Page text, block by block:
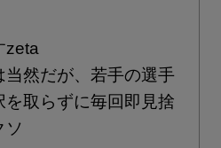
zeta
当然だが、若手の選手
を取らずに毎回即見捨
ソ